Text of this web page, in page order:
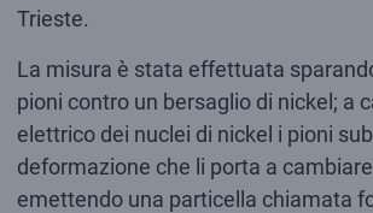
Trieste.
La misura è stata effettuata
pioni contro un bersaglio di nickel; a
elettrico dei nuclei di nickel i pioni
deformazione che li porta a
emettendo una particella chiamata